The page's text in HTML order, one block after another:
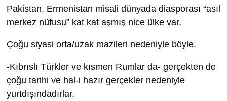
Pakistan, Ermenistan misali dünyada diasporası “asıl
merkez nüfusu” kat kat aşmış nice ülke var.
Çoğu siyasi orta/uzak mazileri nedeniyle böyle.
-Kıbrıslı Türkler ve kısmen Rumlar da- gerçekten de
çoğu tarihi ve hal-i hazır gerçekler nedeniyle
yurtdışındadırlar.